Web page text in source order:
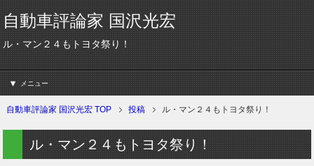
自動車評論家 国沢光宏
ル・マン２４もトヨタ祭り！
メニュー
自動車評論家 国沢光宏 TOP 投稿 ル・マン２４もトヨタ祭り！
ル・マン２４もトヨタ祭り！